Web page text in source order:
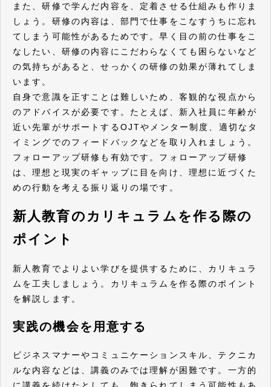
また、研修で学んだ内容を、定着させる仕組みも作りま
しょう。研修の内容は、部門で仕事をこなすうちに忘れ
てしまう可能性があるためです。早く目の前の仕事をこ
なしたい、研修の内容にこだわらなくても困らないなど
の気持ちがあると、せっかくの研修の効果が薄れてしま
います。
自身で意識を正すことは難しいため、客観的な視点から
のアドバイスが必要です。たとえば、新入社員に年齢が
近い先輩がサポートするOJTやメンター制度、適切なタ
イミングでのフィードバックなどを取り入れましょう。
フォローアップ研修も有効です。フォローアップ研修
は、理想と現実のギャップに目を向け、理想に近づくた
めの行動を考える振り返りの場です。
新人教育のカリキュラムを作る際の
ポイント
新人教育でよりよい学びを提供するために、カリキュラ
ムを工夫しましょう。カリキュラムを作る際のポイント
を解説します。
実践の機会を用意する
ビジネスマナーやコミュニケーションスキル、テクニカ
ルな内容などは、講義のみでは理解が困難です。一方的